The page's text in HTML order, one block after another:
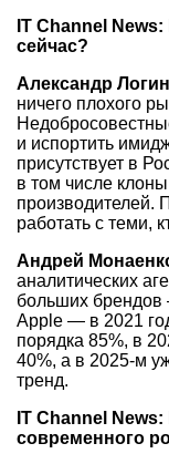
IT Channel
сейчас?
Александр
ничего плохого
и испортить
присутствует в
в том числе
производителей.
работать с теми,
Андрей
аналитических
больших брендов
Apple — в 2021
порядка 85%, в
40%, а в 2025-м
тренд.
IT Channel
современного